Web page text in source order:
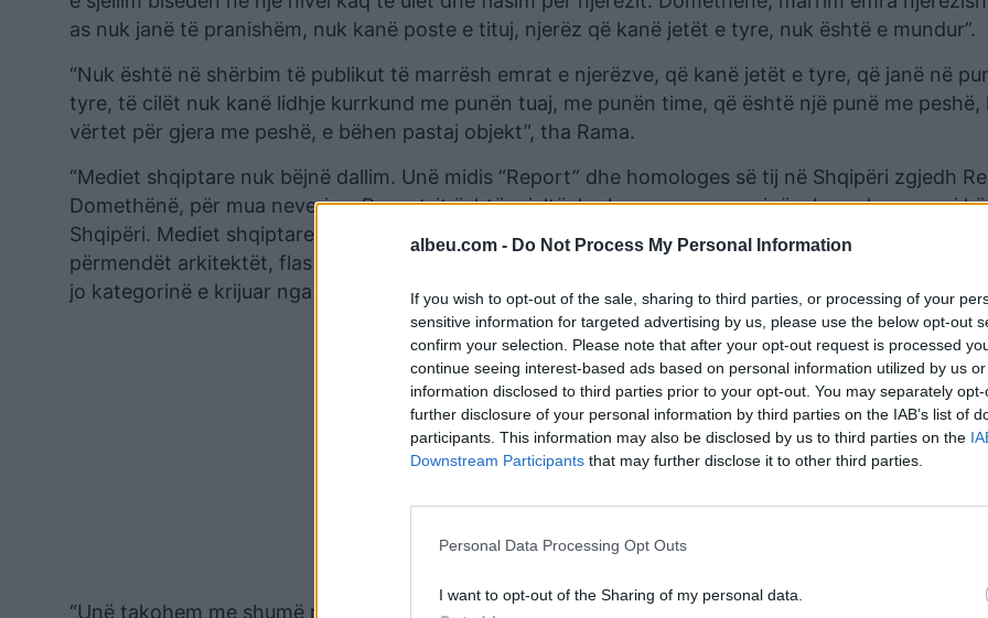
albeu.com - Do Not Process My Personal Information
If you wish to opt-out of the sale, sharing to third parties, or processing of your
sensitive information for targeted advertising by us, please use the below opt-out
confirm your selection. Please note that after your opt-out request is processed
continue seeing interest-based ads based on personal information utilized by us
information disclosed to third parties prior to your opt-out. You may separately
further disclosure of your personal information by third parties on the IAB’s list of
participants. This information may also be disclosed by us to third parties on the
Downstream Participants that may further disclose it to other third parties.
Personal Data Processing Opt Outs
I want to opt-out of the Sharing of my personal data.
as nuk janë të pranishëm, nuk kanë poste e tituj, njerëz që kanë jetët e tyre, nuk është e mundur”.
“Nuk është në shërbim të publikut të marrësh emrat e njerëzve, që kanë jetët e tyre, që janë në
tyre, të cilët nuk kanë lidhje kurrkund me punën tuaj, me punën time, që është një punë me
vërtet për gjera me peshë, e bëhen pastaj objekt”, tha Rama.
“Mediet shqiptare nuk bëjnë dallim. Unë midis “Report” dhe homologes së tij në Shqipëri zgjedh
Domethënë, për mua neveria e Report-it është mjaltë, krahasuar me neverinë e homologes suaj
Shqipëri. Mediet shqiptare nuk janë një argument për këtë. Unë, kur flas me ju, duke qenë se më
përmendët arkitektët, flas me dikë që përfaqëson kategorinë që, le të themi, është krijuar nga
jo kategorinë e krijuar nga Enver Hoxha”, shtoi Rama.
“Unë takohem me shumë njerëz dhe unë mbaj përgjegjësi për atë që bëj vetë dhe për atë çfarë